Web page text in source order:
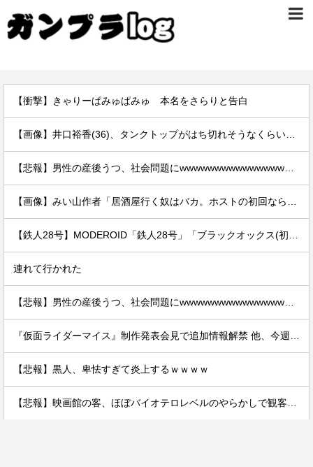
【衝撃】きゃりーぱみゅぱみゅ 本名をさらりと告白
連れて行かれた
【悲報】黒人、卑怯すぎて炎上するｗｗｗｗ